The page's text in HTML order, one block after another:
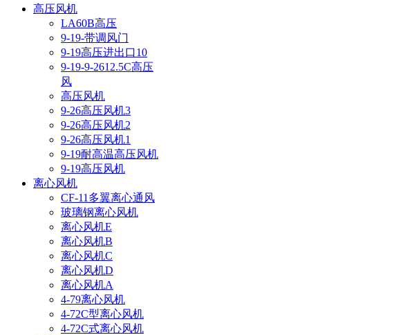
高压风机
LA60B高压
9-19-带调风门
9-19高压进出口10
9-19-9-2612.5C高压
风
高压风机
9-26高压风机3
9-26高压风机2
9-26高压风机1
9-19耐高温高压风机
9-19高压风机
离心风机
CF-11多翼离心通风
玻璃钢离心风机
离心风机E
离心风机B
离心风机C
离心风机D
离心风机A
4-79离心风机
4-72C型离心风机
4-72C式离心风机